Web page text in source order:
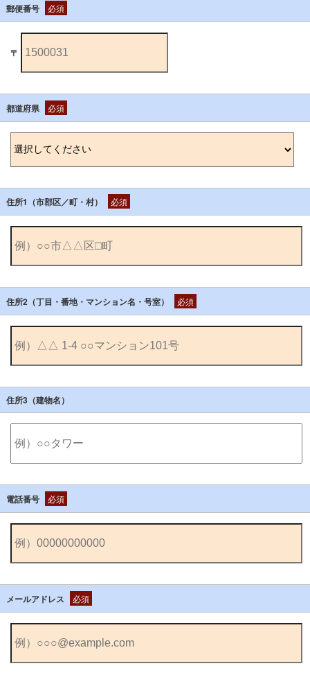
郵便番号 必須
〒
都道府県 必須
住所1（市郡区／町・村） 必須
住所2（丁目・番地・マンション名・号室） 必須
住所3（建物名）
電話番号 必須
メールアドレス 必須